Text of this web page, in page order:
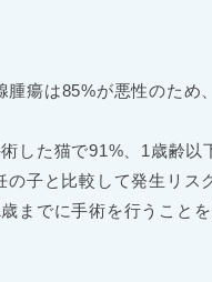
腫瘍は85%が悪性のため
した猫で91%、1歳齢以
の子と比較して発生リス
までに手術を行うこと